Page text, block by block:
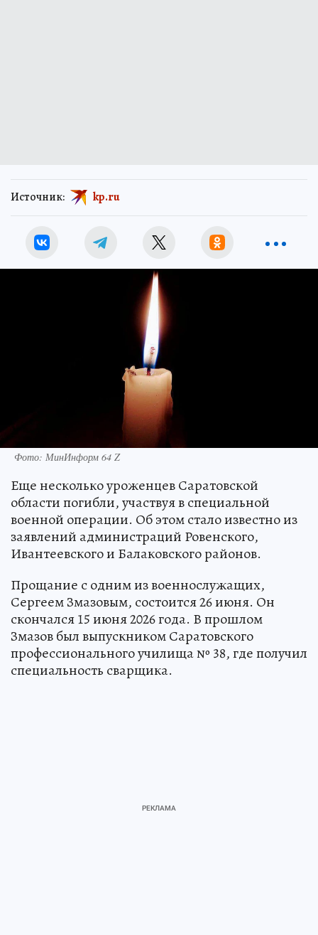
Источник: kp.ru
Фото: МинИнформ 64 Z
Еще несколько уроженцев Саратовской
области погибли, участвуя в специальной
военной операции. Об этом стало известно из
заявлений администраций Ровенского,
Ивантеевского и Балаковского районов.
Прощание с одним из военнослужащих,
Сергеем Змазовым, состоится 26 июня. Он
скончался 15 июня 2026 года. В прошлом
Змазов был выпускником Саратовского
профессионального училища № 38, где получил
специальность сварщика.